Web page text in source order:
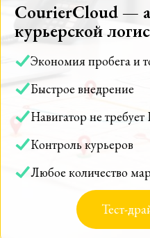
CourierCloud —
курьерской
Экономия пробега и
Быстрое внедрение
Навигатор не
Контроль курьеров
Любое количество
Тест-